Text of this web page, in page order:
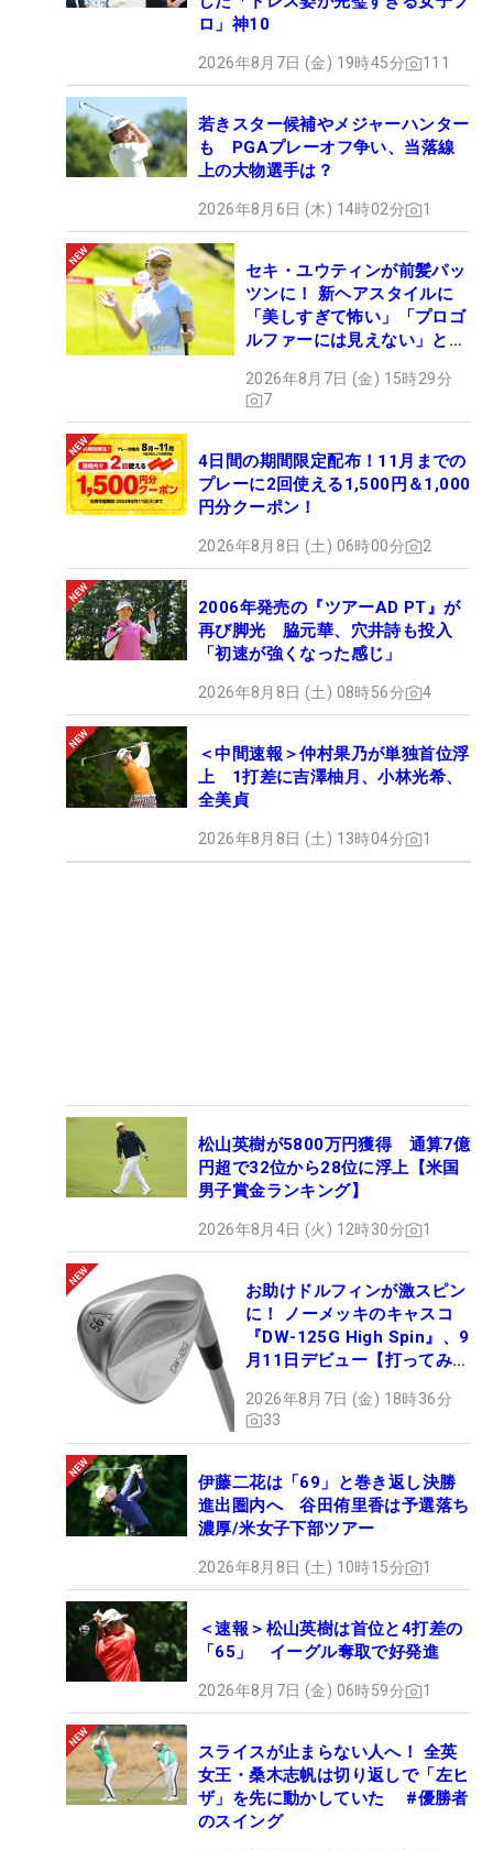
ロ」神10
2026年8月7日 (金) 19時45分 111
若きスター候補やメジャーハンター
も PGAプレーオフ争い、当落線
上の大物選手は？
2026年8月6日 (木) 14時02分 1
セキ・ユウティンが前髪パッ
ツンに！ 新ヘアスタイルに
「美しすぎて怖い」「プロゴ
ルファーには見えない」とコ
2026年8月7日 (金) 15時29分
7
4日間の期間限定配布！11月までの
プレーに2回使える1,500円＆1,000
円分クーポン！
2026年8月8日 (土) 06時00分 2
2006年発売の『ツアーAD PT』が
再び脚光 脇元華、穴井詩も投入
「初速が強くなった感じ」
2026年8月8日 (土) 08時56分 4
＜中間速報＞仲村果乃が単独首位浮
上 1打差に吉澤柚月、小林光希、
全美貞
2026年8月8日 (土) 13時04分 1
松山英樹が5800万円獲得 通算7億
円超で32位から28位に浮上【米国
男子賞金ランキング】
2026年8月4日 (火) 12時30分 1
お助けドルフィンが激スピン
に！ ノーメッキのキャスコ
『DW-125G High Spin』、9
月11日デビュー【打ってみ
2026年8月7日 (金) 18時36分
33
伊藤二花は「69」と巻き返し決勝
進出圏内へ 谷田侑里香は予選落ち
濃厚/米女子下部ツアー
2026年8月8日 (土) 10時15分 1
＜速報＞松山英樹は首位と4打差の
「65」 イーグル奪取で好発進
2026年8月7日 (金) 06時59分 1
スライスが止まらない人へ！ 全英
女王・桑木志帆は切り返しで「左ヒ
ザ」を先に動かしていた #優勝者
のスイング